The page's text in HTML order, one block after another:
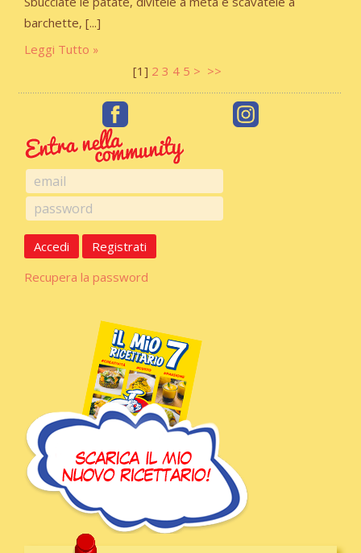
barchette,
Leggi Tutto
[1 ] 2 3 4 5 > >>
Accedi
Registrati
Recupera la password